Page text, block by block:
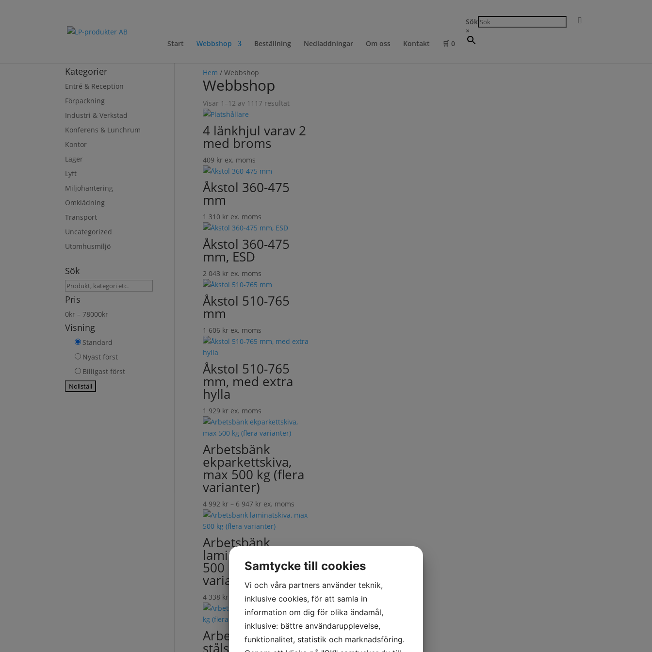
Start Webbshop Beställning Nedladdningar Om oss Kontakt 🛒 0
Sök
×
Hem / Webbshop
Webbshop
Visar 1–12 av 1117 resultat
4 länkhjul varav 2
med broms
409 kr ex. moms
Åkstol 360-475
mm
1 310 kr ex. moms
Åkstol 360-475
mm, ESD
2 043 kr ex. moms
Åkstol 510-765
mm
1 606 kr ex. moms
Åkstol 510-765
mm, med extra
hylla
1 929 kr ex. moms
Arbetsbänk
ekparkettskiva,
max 500 kg (flera
varianter)
4 992 kr – 6 947 krPrisintervall:
4
992 kr
till
6
ex. moms
Arbetsbänk
laminatskiva, max
500 kg (flera
varianter)
4 338 kr 6 110krPrisintervall:
338 kr
till
6
ex. moms
Arbetsbänk
stålskiva, max 500
Kategorier
Entré & Reception
Förpackning
Industri & Verkstad
Konferens & Lunchrum
Kontor
Lager
Lyft
Miljöhantering
Omklädning
Transport
Uncategorized
Utomhusmiljö
Sök
Sök
produkt
Pris
0kr –78000kr
Visning
Standard
Nyast först
Billigast först
Samtycke till cookies
Vi och våra partners använder teknik,
inklusive cookies, för att samla in
information om dig för olika ändamål,
inklusive: bättre användarupplevelse,
funktionalitet, statistik och marknadsföring.